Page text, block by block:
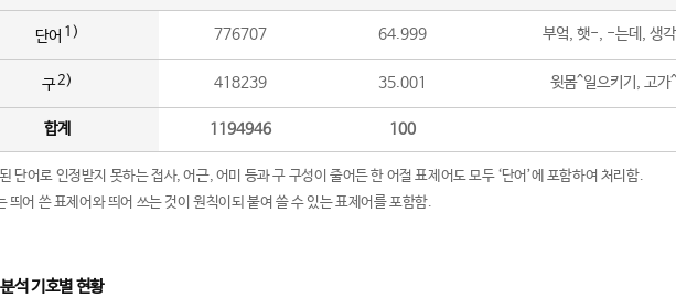
단어 1) 776707 64.999 부엌, 햇-, -는데, 생
구2) 418239 35.001 윗몸^일으키기, 고가
합계 1194946 100
단어로 인정받지 못하는 접사, 어근, 어미 등과 구 구성이 줄어든 한 어절 표제어도 모두 ‘단어’에 포함하여 처리함.
띄어 쓴 표제어와 띄어 쓰는 것이 원칙이되 붙여 쓸 수 있는 표제어를 포함함.
석 기호별 현황